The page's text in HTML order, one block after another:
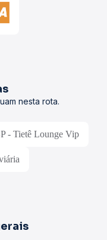
nesta rota.
- Tietê Lounge Vip